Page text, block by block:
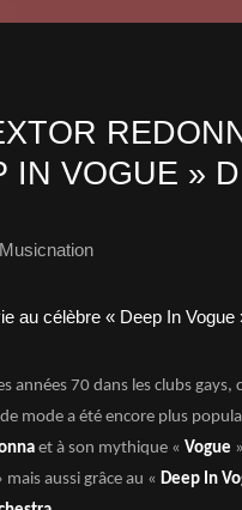
IN VOGUE »
années 70 dans les clubs gays,
mode a été encore plus
et à son mythique « Vogue
mais aussi grâce au « Deep In